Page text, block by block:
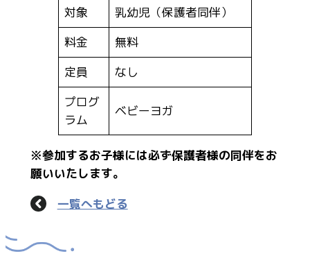
対象
乳幼児（保護者同伴）
料金
無料
定員
なし
プログ
ラム
ベビーヨガ
※参加するお子様には必ず保護者様の同伴をお
願いいたします。
一覧へもどる